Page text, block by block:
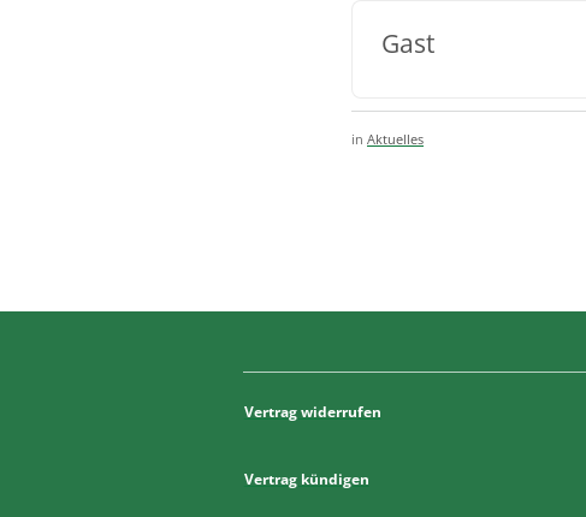
Gast
in Aktuelles
Vertrag widerrufen
Vertrag kündigen